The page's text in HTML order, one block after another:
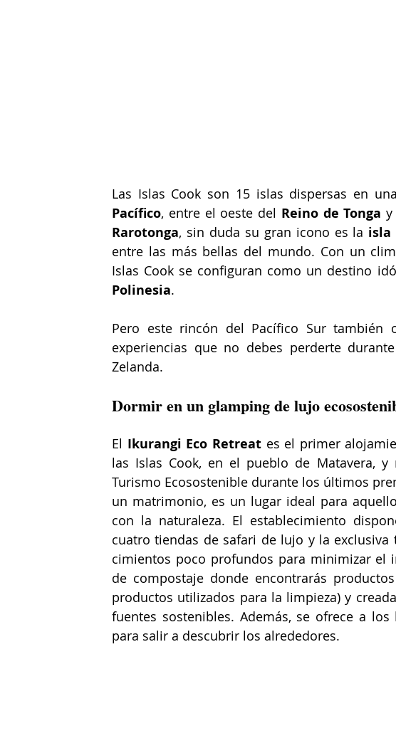
Las Islas Cook son 15 islas dispersas en
Pacífico, entre el oeste del Reino de Tonga
Rarotonga, sin duda su gran icono es la isla
entre las más bellas del mundo. Con un
Polinesia.
Pero este rincón del Pacífico Sur también
experiencias que no debes perderte
Zelanda.
Dormir en un glamping de lujo
El Ikurangi Eco Retreat es el primer
las Islas Cook, en el pueblo de Matavera,
Turismo Ecosostenible durante los últimos
un matrimonio, es un lugar ideal para
con la naturaleza. El establecimiento
cuatro tiendas de safari de lujo y la exclusiva
cimientos poco profundos para minimizar el
de compostaje donde encontrarás
productos utilizados para la limpieza) y
fuentes sostenibles. Además, se ofrece a
para salir a descubrir los alrededores.​